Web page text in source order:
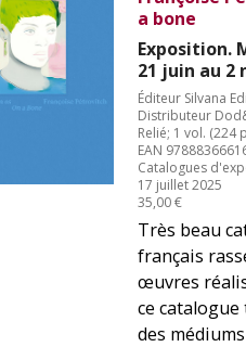
a bone
Exposition.
21 juin au 2
Éditeur Silvana
Distributeur
Relié; 1 vol. (224
EAN
Catalogues
17 juillet 2025
35,00 €
Très beau
français
œuvres
ce
des